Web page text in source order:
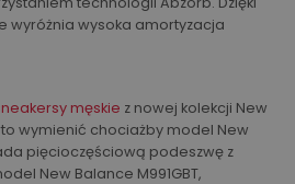
wyróżnia wysoka amortyzacja
męskie z nowej kolekcji New
wymienić chociażby model New
pięcioczęściową podeszwę z
New Balance M991GBT,